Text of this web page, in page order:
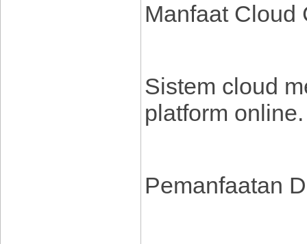
Manfaat Cloud
Sistem cloud
platform online.
Pemanfaatan